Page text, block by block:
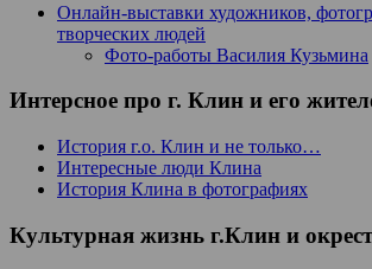
Онлайн-выставки художников,
творческих людей
Фото-работы Василия Кузьмина
Интерсное про г. Клин и его
История г.о. Клин и не только…
Интересные люди Клина
История Клина в фотографиях
Культурная жизнь г.Клин и